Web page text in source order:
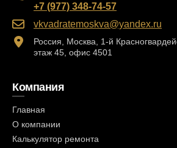
+7 (977) 348-74-57
vkvadratemoskva@yandex.ru
Россия, Москва, 1-й
этаж 45, офис 4501
Компания
Главная
О компании
Калькулятор ремонта